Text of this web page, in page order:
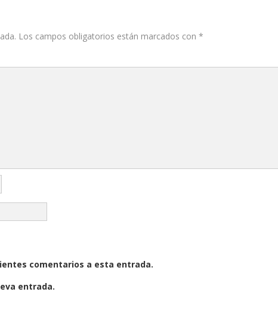
Los campos obligatorios están marcados con *
comentarios a esta entrada.
entrada.